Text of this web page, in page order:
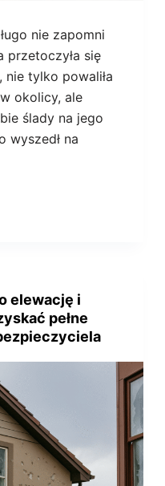
nie zapomni
przetoczyła się
tylko powaliła
okolicy, ale
ślady na jego
wyszedł na
elewację i
pełne